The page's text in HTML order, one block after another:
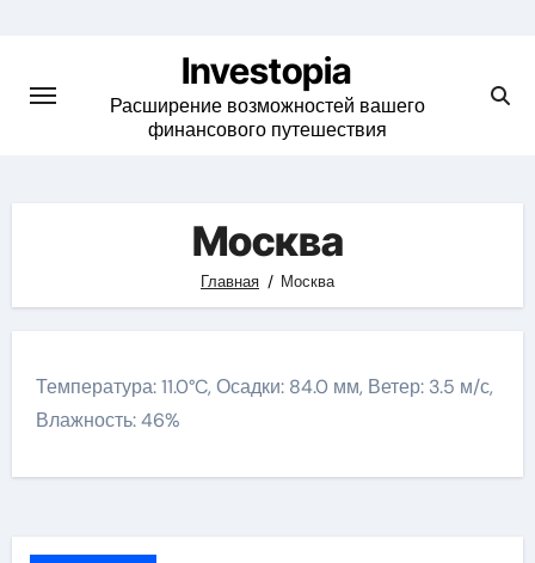
content
Investopia
Расширение возможностей вашего
финансового путешествия
Москва
Главная Москва
Температура: 11.0°C, Осадки: 84.0 мм, Ветер: 3.5 м/с,
Влажность: 46%